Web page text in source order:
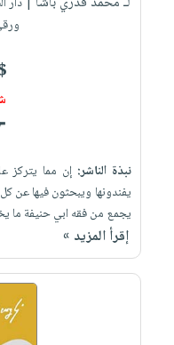
نبذة الناشر:إن مما يتركز
يفندونها ويبحثون فيها عن كل
يجمع من فقه ابي حنيفة ما
إقرأ المزيد »